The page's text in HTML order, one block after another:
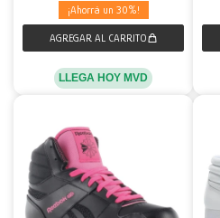
30
LLEGA HOY MVD